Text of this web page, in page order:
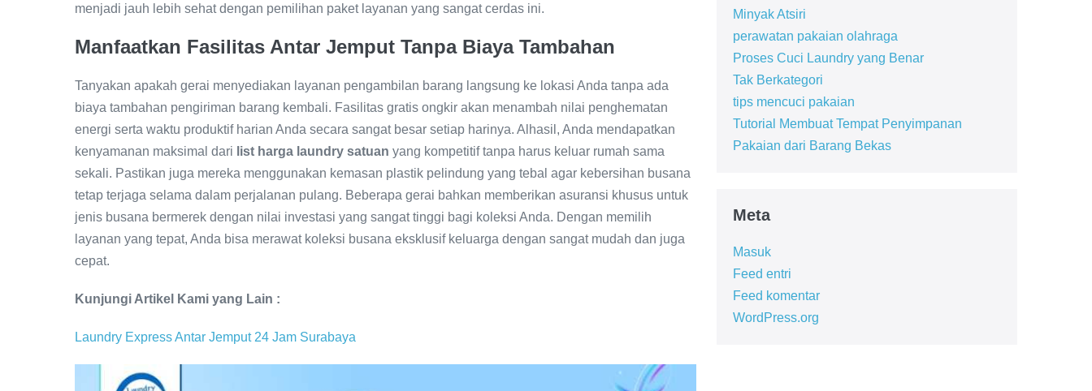
menjadi jauh lebih sehat dengan pemilihan paket layanan yang sangat cerdas ini.
Manfaatkan Fasilitas Antar Jemput Tanpa Biaya Tambahan
Tanyakan apakah gerai menyediakan layanan pengambilan barang langsung ke lokasi Anda tanpa ada
biaya tambahan pengiriman barang kembali. Fasilitas gratis ongkir akan menambah nilai penghematan
energi serta waktu produktif harian Anda secara sangat besar setiap harinya. Alhasil, Anda mendapatkan
kenyamanan maksimal dari list harga laundry satuan yang kompetitif tanpa harus keluar rumah sama
sekali. Pastikan juga mereka menggunakan kemasan plastik pelindung yang tebal agar kebersihan busana
tetap terjaga selama dalam perjalanan pulang. Beberapa gerai bahkan memberikan asuransi khusus untuk
jenis busana bermerek dengan nilai investasi yang sangat tinggi bagi koleksi Anda. Dengan memilih
layanan yang tepat, Anda bisa merawat koleksi busana eksklusif keluarga dengan sangat mudah dan juga
cepat.
Kunjungi Artikel Kami yang Lain :
Laundry Express Antar Jemput 24 Jam Surabaya
Minyak Atsiri
perawatan pakaian olahraga
Proses Cuci Laundry yang Benar
Tak Berkategori
tips mencuci pakaian
Tutorial Membuat Tempat Penyimpanan
Pakaian dari Barang Bekas
Meta
Masuk
Feed entri
Feed komentar
WordPress.org